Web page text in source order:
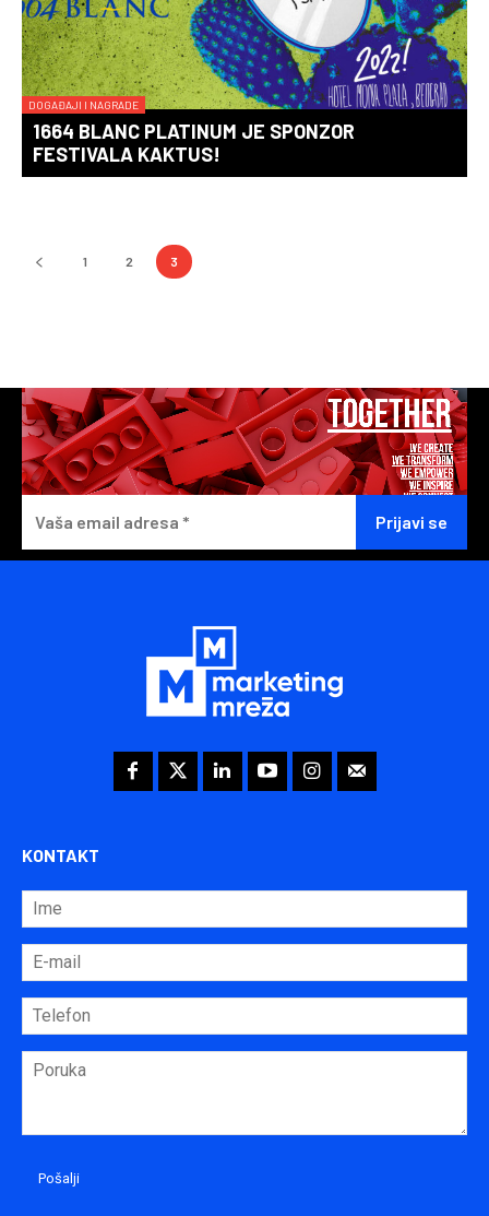
DOGAĐAJI I NAGRADE
1664 BLANC PLATINUM JE SPONZOR
FESTIVALA KAKTUS!
1 2 3
KONTAKT